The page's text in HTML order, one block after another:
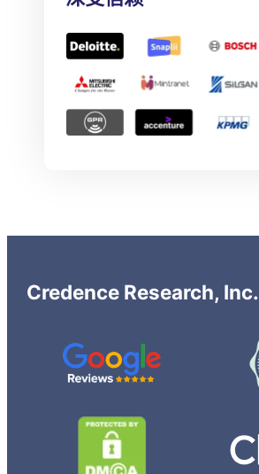
Credence Research, Inc.